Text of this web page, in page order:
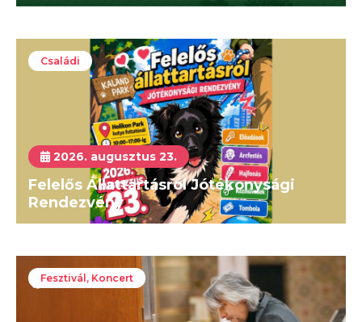
Családi
2026. augusztus 23.
Felelős Állattartásról Jótékonysági
Rendezvény
Fesztivál, Koncert